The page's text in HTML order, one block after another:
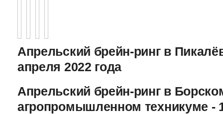
Апрельский брейн-ринг в
апреля 2022 года
Апрельский брейн-ринг в
агропромышленном техникуме -